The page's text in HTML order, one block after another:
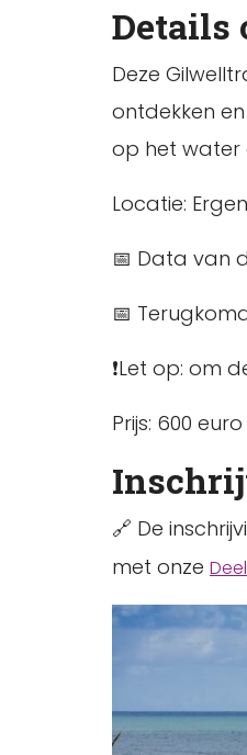
Details
Deze
ontdekken
op het water
Locatie:
📅 Data van
📅
❗Let op: om
Prijs: 600 euro
🔗 De
met onze